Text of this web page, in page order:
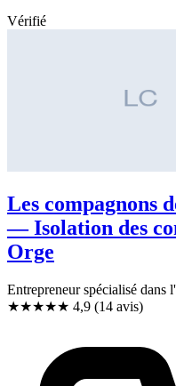
Vérifié
Les compagnons
— Isolation des
Orge
Entrepreneur spécialisé dans
★★★★★ 4,9 (14 avis)